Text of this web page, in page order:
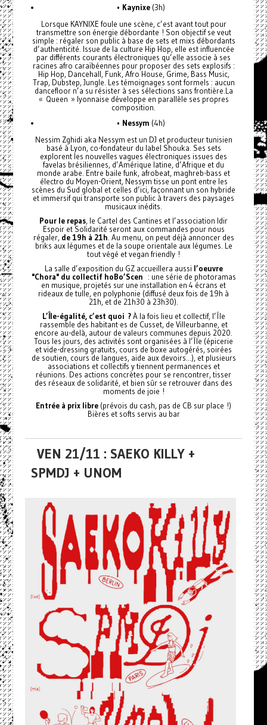
• Kaynixe (3h)
Lorsque KAYNIXE foule une scène, c’est avant tout pour
transmettre son énergie débordante ! Son objectif se veut
simple : régaler son public à base de sets et mixs débordants
d’authenticité. Issue de la culture Hip Hop, elle est influencée
par différents courants électroniques qu’elle associe à ses
racines afro caraïbéennes pour proposer des sets explosifs :
Hip Hop, Dancehall, Funk, Afro House, Grime, Bass Music,
Trap, Dubstep, Jungle. Les témoignages sont formels : aucun
dancefloor n’a su résister à ses sélections sans frontière.La
« Queen » lyonnaise développe en parallèle ses propres
composition.
• Nessym (4h)
Nessim Zghidi aka Nessym est un DJ et producteur tunisien
basé à Lyon, co-fondateur du label Shouka. Ses sets
explorent les nouvelles vagues électroniques issues des
favelas brésiliennes, d’Amérique latine, d’Afrique et du
monde arabe. Entre baile funk, afrobeat, maghreb-bass et
électro du Moyen-Orient, Nessym tisse un pont entre les
scènes du Sud global et celles d’ici, façonnant un son hybride
et immersif qui transporte son public à travers des paysages
musicaux inédits.
Pour le repas, le Cartel des Cantines et l’association Idir
Espoir et Solidarité seront aux commandes pour nous
régaler, de 19h à 21h . Au menu, on peut déjà annoncer des
briks aux légumes et de la soupe orientale aux légumes. Le
tout végé et vegan friendly !
La salle d’exposition du GZ accueillera aussi l’oeuvre
"Chora" du collectif hoBo’Scen
: une série de photoramas
en musique, projetés sur une installation en 4 écrans et
rideaux de tulle, en polyphonie (diffusé deux fois de 19h à
21h, et de 21h30 à 23h30).
L’Île-égalité, c’est quoi ?À la fois lieu et collectif, l’Île
rassemble des habitant·es de Cusset, de Villeurbanne, et
encore au-delà, autour de valeurs communes depuis 2020.
Tous les jours, des activités sont organisées à l’Île (épicerie
et vide-dressing gratuits, cours de boxe autogérés, soirées
de soutien, cours de langues, aide aux devoirs...), et plusieurs
associations et collectifs y tiennent permanences et
réunions. Des actions concrètes pour se rencontrer, tisser
des réseaux de solidarité, et bien sûr se retrouver dans des
moments de joie !
Entrée à prix libre (prévois du cash, pas de CB sur place !)
Bières et softs servis au bar
VEN 21/11 : SAEKO KILLY +
SPMDJ + UNOM